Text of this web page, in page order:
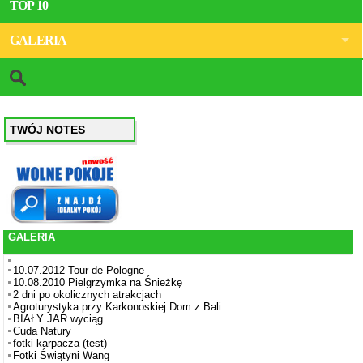
TOP 10
GALERIA
TWÓJ NOTES
GALERIA
10.07.2012 Tour de Pologne
10.08.2010 Pielgrzymka na Śnieżkę
2 dni po okolicznych atrakcjach
Agroturystyka przy Karkonoskiej Dom z Bali
BIAŁY JAR wyciąg
Cuda Natury
fotki karpacza (test)
Fotki Świątyni Wang